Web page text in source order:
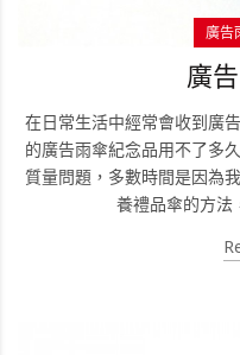
廣告
廣
在日常生活中經常會收到廣
的廣告雨傘紀念品用不了多
質量問題，多數時間是因為
養禮品傘的方法